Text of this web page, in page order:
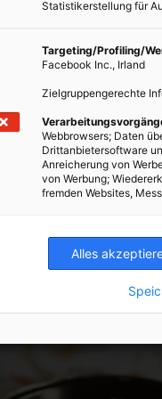
Projekte im Leben
wo man gerade steht,
bzw. ob das Ziel oder
nicht so
gerne plant, können
Anker sein.
Statistikerstellung für
Targeting/Profiling/
Facebook Inc., Irland
Zielgruppengerechte
Webbrowsers; Daten
Drittanbietersoftware
Anreicherung von
von Werbung;
fremden Websites,
Alles